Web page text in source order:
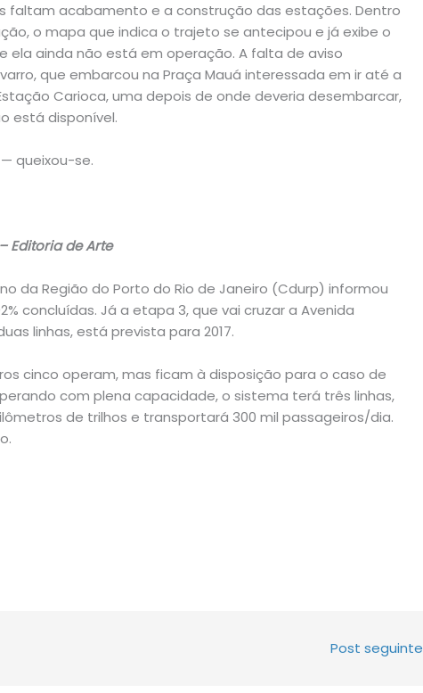
faltam acabamento e a construção das estações. Dentro
o mapa que indica o trajeto se antecipou e já exibe o
ela ainda não está em operação. A falta de aviso
que embarcou na Praça Mauá interessada em ir até a
Carioca, uma depois de onde deveria desembarcar,
está disponível.
queixou-se.
– Editoria de Arte
da Região do Porto do Rio de Janeiro (Cdurp) informou
concluídas. Já a etapa 3, que vai cruzar a Avenida
linhas, está prevista para 2017.
cinco operam, mas ficam à disposição para o caso de
com plena capacidade, o sistema terá três linhas,
de trilhos e transportará 300 mil passageiros/dia.
Post seguinte